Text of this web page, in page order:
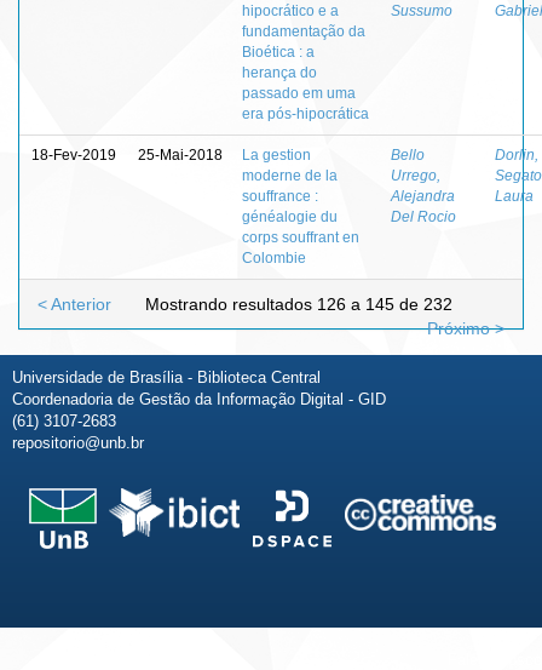
hipocrático e a
fundamentação da
Bioética : a
herança do
passado em uma
era pós-hipocrática
Sussumo
18-Fev-2019 25-Mai-2018
La gestion
moderne de la
souffrance :
généalogie du
corps souffrant en
Colombie
Bello
Urrego,
Alejandra
Del Rocio
Dorlin,
Laura
Mostrando resultados 126 a 145 de 232
< Anterior
Próximo >
Universidade de Brasília - Biblioteca Central
Coordenadoria de Gestão da Informação Digital - GID
(61) 3107-2683
repositorio@unb.br